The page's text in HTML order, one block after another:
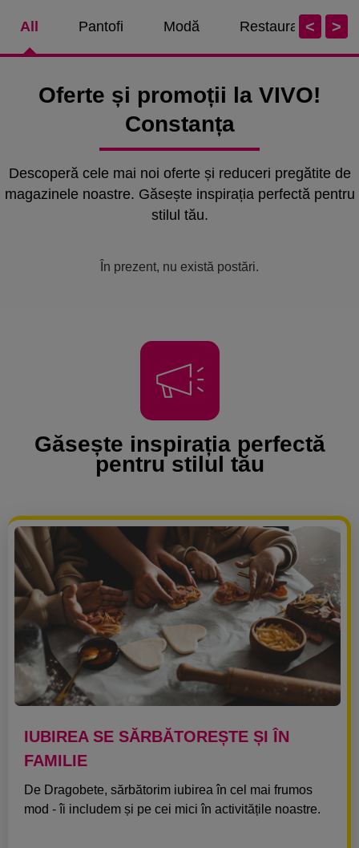
All Pantofi Modă Restaurante /
< >
Oferte și promoții la VIVO!
Constanța
Descoperă cele mai noi oferte și reduceri pregătite de
magazinele noastre. Găsește inspirația perfectă pentru
stilul tău.
În prezent, nu există postări.
Găsește inspirația perfectă
pentru stilul tău
IUBIREA SE SĂRBĂTOREȘTE ȘI ÎN
FAMILIE
De Dragobete, sărbătorim iubirea în cel mai frumos
mod - îi includem și pe cei mici în activitățile noastre.